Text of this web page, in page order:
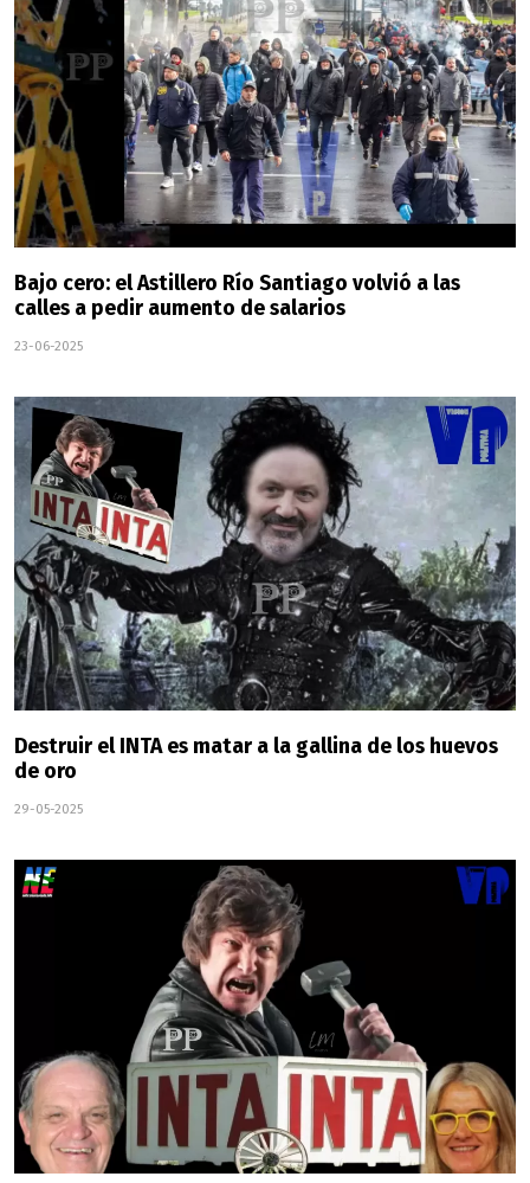
Bajo cero: el Astillero Río Santiago volvió a las
calles a pedir aumento de salarios
23-06-2025
Destruir el INTA es matar a la gallina de los huevos
de oro
29-05-2025